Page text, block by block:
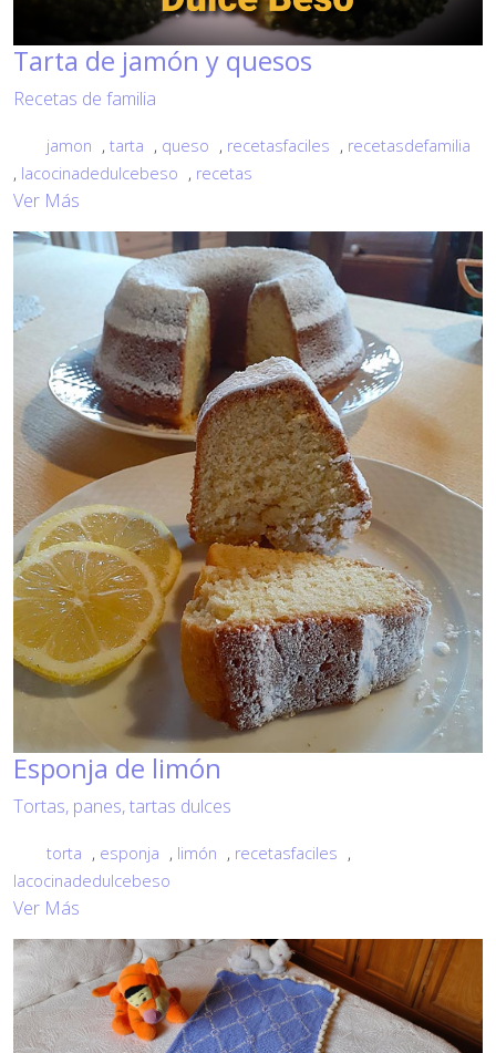
Tarta de jamón y quesos
Recetas de familia
jamon , tarta , queso , recetasfaciles , recetasdefamilia
, lacocinadedulcebeso , recetas
Ver Más
Esponja de limón
Tortas, panes, tartas dulces
torta , esponja , limón , recetasfaciles ,
lacocinadedulcebeso
Ver Más